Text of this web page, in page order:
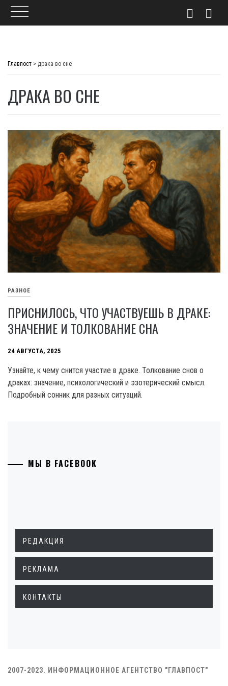
Главпост > драка во сне
ДРАКА ВО СНЕ
РАЗНОЕ
ПРИСНИЛОСЬ, ЧТО УЧАСТВУЕШЬ В ДРАКЕ:
ЗНАЧЕНИЕ И ТОЛКОВАНИЕ СНА
24 АВГУСТА, 2025
Узнайте, к чему снится участие в драке. Толкование снов о
драках: значение, психологический и эзотерический смысл.
Подробный сонник для разных ситуаций.
МЫ В FACEBOOK
РЕДАКЦИЯ
РЕКЛАМА
КОНТАКТЫ
2007-2023. ИНФОРМАЦИОННОЕ АГЕНТСТВО "ГЛАВПОСТ"